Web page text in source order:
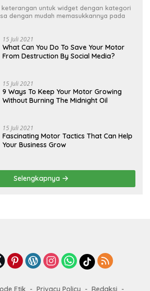
untuk widget dengan kategori
dengan mudah memasukkannya pada
15 Juli 2021
What Can You Do To Save Your Motor
From Destruction By Social Media?
15 Juli 2021
9 Ways To Keep Your Motor Growing
Without Burning The Midnight Oil
15 Juli 2021
Fascinating Motor Tactics That Can Help
Your Business Grow
Selengkapnya